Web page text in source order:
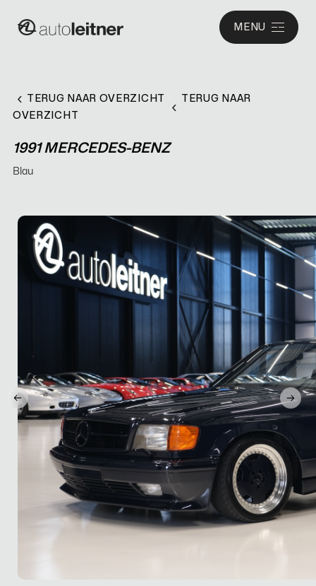
MENU
TERUG NAAR OVERZICHT
TERUG NAAR
OVERZICHT
1991 MERCEDES-BENZ
Blau